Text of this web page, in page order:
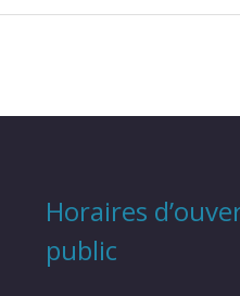
Horaires
public